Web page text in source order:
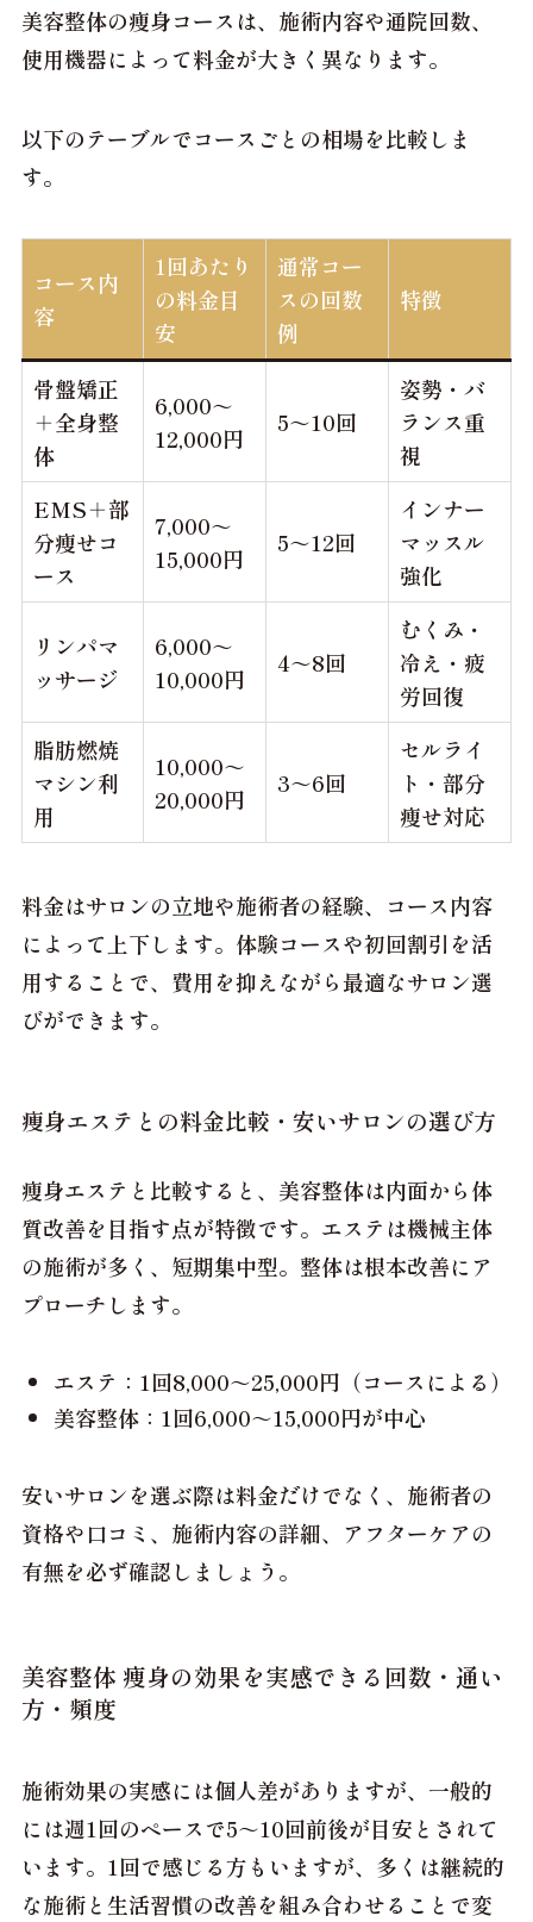
美容整体の痩身コースは、施術内容や通院回数、
使用機器によって料金が大きく異なります。
以下のテーブルでコースごとの相場を比較しま
す。
コース内
容
1回あたり
の料金目
安
通常コー
スの回数
例
特徴
骨盤矯正
＋全身整
体
6,000～
12,000円
5～10回
姿勢・バ
ランス重
視
EMS＋部
分痩せコ
ース
7,000～
15,000円
5～12回
インナー
マッスル
強化
リンパマ
ッサージ
6,000～
10,000円
4～8回
むくみ・
冷え・疲
労回復
脂肪燃焼
マシン利
用
10,000～
20,000円
3～6回
セルライ
ト・部分
痩せ対応
料金はサロンの立地や施術者の経験、コース内容
によって上下します。 体験コースや初回割引を活
用することで、費用を抑えながら最適なサロン選
びができます。
痩身エステとの料金比較・安いサロンの選び方
痩身エステと比較すると、美容整体は内面から体
質改善を目指す点が特徴です。エステは機械主体
の施術が多く、短期集中型。整体は根本改善にア
プローチします。
エステ：1回8,000～25,000円（コースによる）
美容整体：1回6,000～15,000円が中心
安いサロンを選ぶ際は料金だけでなく、施術者の
資格や口コミ、施術内容の詳細、アフターケアの
有無を必ず確認しましょう。
美容整体 痩身の効果を実感できる回数・通い
方・頻度
施術効果の実感には個人差がありますが、一般的
には週1回のペースで5～10回前後が目安とされて
います。1回で感じる方もいますが、多くは継続的
な施術と生活習慣の改善を組み合わせることで変